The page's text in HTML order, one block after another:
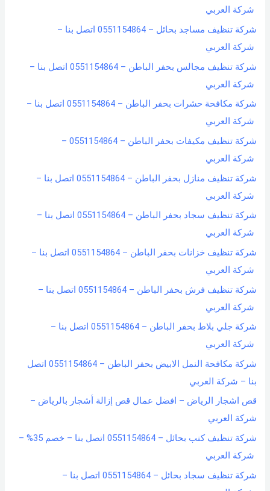
شركة العربي
شركة تنظيف مساجد بحائل – 0551154864 اتصل بنا –
شركة العربي
شركة تنظيف مجالس بحفر الباطن – 0551154864 اتصل بنا –
شركة العربي
شركة مكافحة حشرات بحفر الباطن – 0551154864 اتصل بنا –
شركة العربي
شركة تنظيف مكيفات بحفر الباطن – 0551154864 –
شركة العربي
شركة تنظيف منازل بحفر الباطن – 0551154864 اتصل بنا –
شركة العربي
شركة تنظيف سجاد بحفر الباطن – 0551154864 اتصل بنا –
شركة العربي
شركة تنظيف خزانات بحفر الباطن – 0551154864 اتصل بنا –
شركة العربي
شركة تنظيف فرش بحفر الباطن – 0551154864 اتصل بنا –
شركة العربي
شركة جلي بلاط بحفر الباطن – 0551154864 اتصل بنا –
شركة العربي
شركة مكافحة النمل الابيض بحفر الباطن – 0551154864 اتصل
بنا – شركة العربي
قص اشجار الرياض – افضل عمال قص إزالة أشجار بالرياض –
شركة العربي
شركة تنظيف كنب بحائل – 0551154864 اتصل بنا – خصم 35% –
شركة العربي
شركة تنظيف سجاد بحائل – 0551154864 اتصل بنا –